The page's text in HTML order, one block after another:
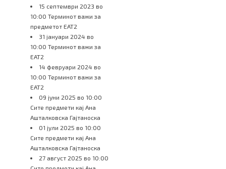
15 септември 2023 во
10:00 Терминот важи за
предметот ЕАТ2
31 јануари 2024 во
10:00 Терминот важи за
ЕАТ2
14 февруари 2024 во
10:00 Терминот важи за
ЕАТ2
09 јуни 2025 во 10:00
Сите предмети кај Ана
Ашталковска Гајтаноска
01 јули 2025 во 10:00
Сите предмети кај Ана
Ашталковска Гајтаноска
27 август 2025 во 10:00